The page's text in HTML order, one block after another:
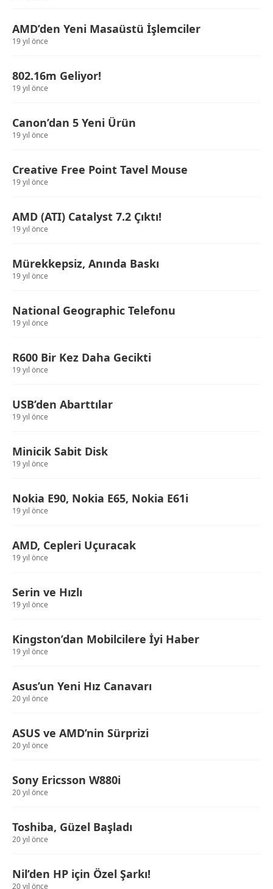
AMD’den Yeni Masaüstü İşlemciler
19 yıl önce
802.16m Geliyor!
19 yıl önce
Canon’dan 5 Yeni Ürün
19 yıl önce
Creative Free Point Tavel Mouse
19 yıl önce
AMD (ATI) Catalyst 7.2 Çıktı!
19 yıl önce
Mürekkepsiz, Anında Baskı
19 yıl önce
National Geographic Telefonu
19 yıl önce
R600 Bir Kez Daha Gecikti
19 yıl önce
USB’den Abarttılar
19 yıl önce
Minicik Sabit Disk
19 yıl önce
Nokia E90, Nokia E65, Nokia E61i
19 yıl önce
AMD, Cepleri Uçuracak
19 yıl önce
Serin ve Hızlı
19 yıl önce
Kingston’dan Mobilcilere İyi Haber
19 yıl önce
Asus’un Yeni Hız Canavarı
20 yıl önce
ASUS ve AMD’nin Sürprizi
20 yıl önce
Sony Ericsson W880i
20 yıl önce
Toshiba, Güzel Başladı
20 yıl önce
Nil’den HP için Özel Şarkı!
20 yıl önce